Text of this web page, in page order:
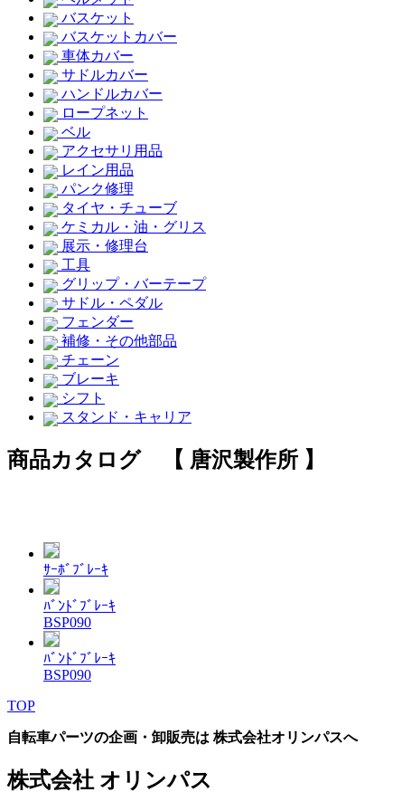
バスケット
バスケットカバー
車体カバー
サドルカバー
ハンドルカバー
ロープネット
ベル
アクセサリ用品
レイン用品
パンク修理
タイヤ・チューブ
ケミカル・油・グリス
展示・修理台
工具
グリップ・バーテープ
サドル・ペダル
フェンダー
補修・その他部品
チェーン
ブレーキ
シフト
スタンド・キャリア
商品カタログ 【 唐沢製作所 】
ｻｰﾎﾞﾌﾞﾚｰｷ
ﾊﾞﾝﾄﾞﾌﾞﾚｰｷ
BSP090
ﾊﾞﾝﾄﾞﾌﾞﾚｰｷ
BSP090
TOP
自転車パーツの企画・卸販売は 株式会社オリンパスへ
株式会社 オリンパス